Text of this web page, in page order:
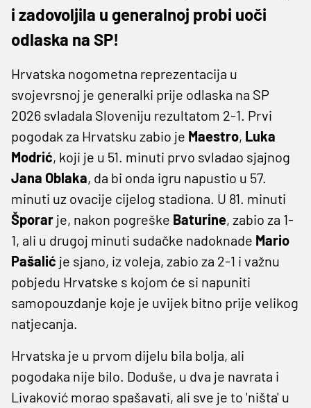
i zadovoljila u generalnoj probi uoči
odlaska na SP!
Hrvatska nogometna reprezentacija u
svojevrsnoj je generalki prije odlaska na SP
2026 svladala Sloveniju rezultatom 2-1. Prvi
pogodak za Hrvatsku zabio je Maestro, Luka
Modrić, koji je u 51. minuti prvo svladao sjajnog
Jana Oblaka, da bi onda igru napustio u 57.
minuti uz ovacije cijelog stadiona. U 81. minuti
Šporar je, nakon pogreške Baturine, zabio za 1-
1, ali u drugoj minuti sudačke nadoknade Mario
Pašalić je sjano, iz voleja, zabio za 2-1 i važnu
pobjedu Hrvatske s kojom će si napuniti
samopouzdanje koje je uvijek bitno prije velikog
natjecanja.
Hrvatska je u prvom dijelu bila bolja, ali
pogodaka nije bilo. Doduše, u dva je navrata i
Livaković morao spašavati, ali sve je to 'ništa' u